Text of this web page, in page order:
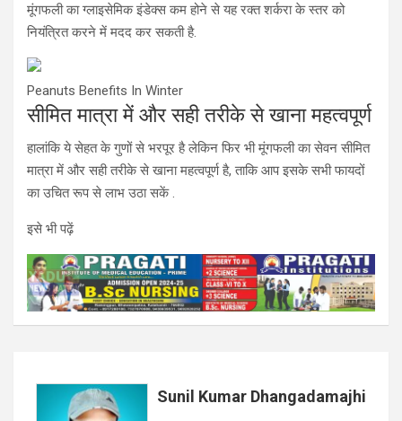
मूंगफली का ग्लाइसेमिक इंडेक्स कम होने से यह रक्त शर्करा के स्तर को
नियंत्रित करने में मदद कर सकती है.
Peanuts Benefits In Winter
सीमित मात्रा में और सही तरीके से खाना महत्वपूर्ण
हालांकि ये सेहत के गुणों से भरपूर है लेकिन फिर भी मूंगफली का सेवन सीमित
मात्रा में और सही तरीके से खाना महत्वपूर्ण है, ताकि आप इसके सभी फायदों
का उचित रूप से लाभ उठा सकें .
इसे भी पढ़ें
Sunil Kumar Dhangadamajhi